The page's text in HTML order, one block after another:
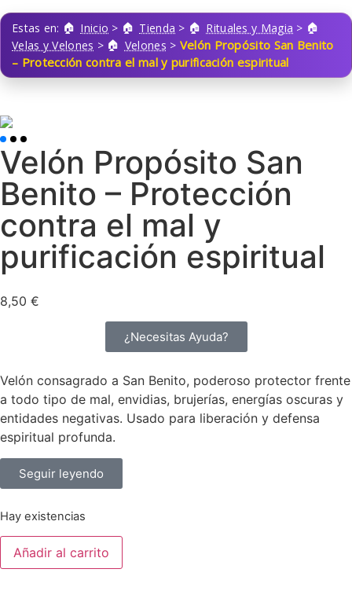
Estas en: Inicio > Tienda > Rituales y Magia >
Velas y Velones > Velones > Velón Propósito San Benito
– Protección contra el mal y purificación espiritual
Velón Propósito San
Benito – Protección
contra el mal y
purificación espiritual
8,50 €
¿Necesitas Ayuda?
Velón consagrado a San Benito, poderoso protector frente
a todo tipo de mal, envidias, brujerías, energías oscuras y
entidades negativas. Usado para liberación y defensa
espiritual profunda.
Seguir leyendo
Hay existencias
Añadir al carrito